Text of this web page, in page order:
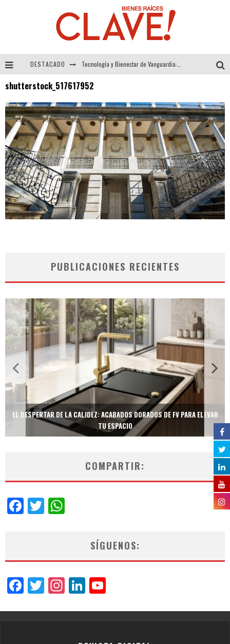
DESTACADO
Alexandra Bedoya – La Constancia detrás de La Paletería
El Despertar de la Calidez: Acabados Dorados de FV para Elevar tu Espacio
shutterstock_517617952
PUBLICACIONES RECIENTES
EL DESPERTAR DE LA CALIDEZ: ACABADOS DORADOS DE FV PARA ELEVAR
TU ESPACIO
COMPARTIR:
Facebook
Twitter
SÍGUENOS:
Facebook
Twitter
Instagram
LinkedIn